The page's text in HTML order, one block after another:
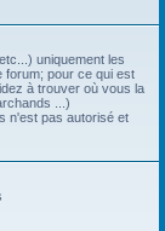
uniquement les
forum; pour ce qui est
à trouver où vous la
...)
n'est pas autorisé et